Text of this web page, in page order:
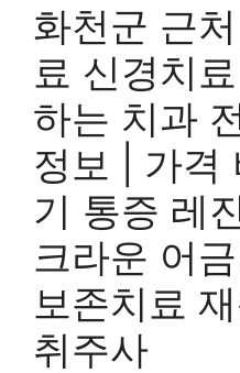
화천군 근
료 신경치
하는 치과
정보 | 가격
기 통증 레
크라운 어
보존치료
취주사